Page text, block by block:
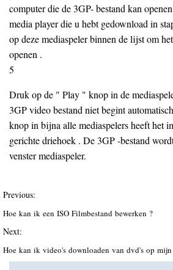
computer die de 3GP- bestand kan
media player die u hebt gedownload in
op deze mediaspeler binnen de lijst om
openen .
5
Druk op de " Play " knop in de
3GP video bestand niet begint
knop in bijna alle mediaspelers heeft het
gerichte driehoek . De 3GP -bestand
venster mediaspeler.
Previous:
Hoe kan ik een ISO Filmbestand bewerken ?
Next:
Hoe kan ik video's downloaden van dvd's op